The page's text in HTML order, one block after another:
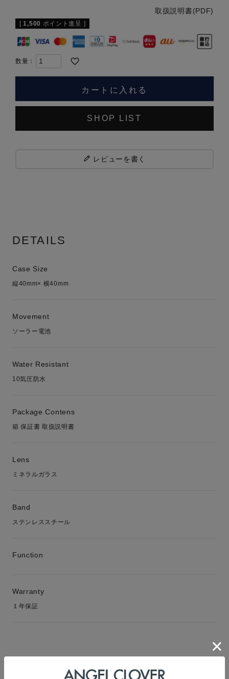
取扱説明書(PDF)
[ 1,500 ポイント進呈 ]
カートに入れる
SHOP LIST
レビューを書く
DETAILS
Case Size
縦40mm× 横40mm
Movement
ソーラー電池
Water Resistant
10気圧防水
Package Contens
箱 保証書 取扱説明書
Lens
ミネラルガラス
Band
ステンレススチール
Function
Warranty
１年保証
RECOMMEND